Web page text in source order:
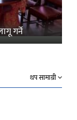
गर्ने
थप सामाग्री